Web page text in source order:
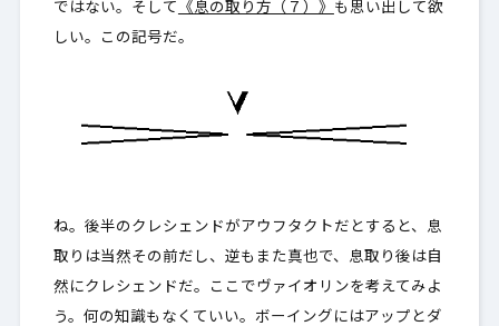
ではない。そして 《息の取り方（７）》 も思い出して欲
しい。この記号だ。
ね。後半のクレシェンドがアウフタクトだとすると、息
取りは当然その前だし、逆もまた真也で、息取り後は自
然にクレシェンドだ。ここでヴァイオリンを考えてみよ
う。何の知識もなくていい。ボーイングにはアップとダ